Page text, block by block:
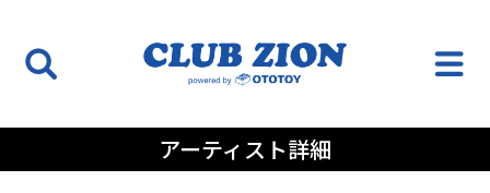
アーティスト詳細